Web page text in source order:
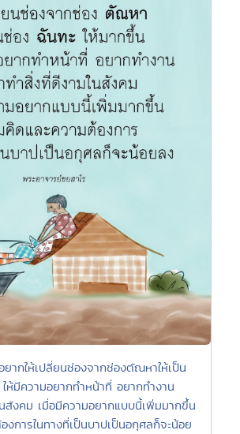
ยากให้เปลี่ยนช่องจากช่องตัณหาให้เป็น
ห้มีความอยากทำหน้าที่ อยากทำงาน
สังคม เมื่อมีความอยากแบบนี้เพิ่มมากขึ้น
งการในทางที่เป็นบาปเป็นอกุศลก็จะน้อย